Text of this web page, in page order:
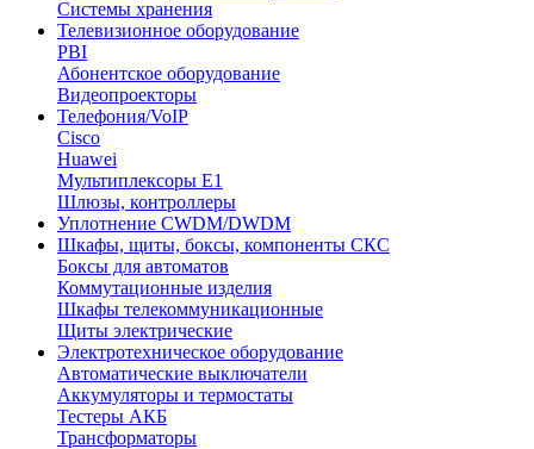
Системы хранения
Телевизионное оборудование
PBI
Абонентское оборудование
Видеопроекторы
Телефония/VoIP
Cisco
Huawei
Мультиплексоры E1
Шлюзы, контроллеры
Уплотнение CWDM/DWDM
Шкафы, щиты, боксы, компоненты СКС
Боксы для автоматов
Коммутационные изделия
Шкафы телекоммуникационные
Щиты электрические
Электротехническое оборудование
Автоматические выключатели
Аккумуляторы и термостаты
Тестеры АКБ
Трансформаторы